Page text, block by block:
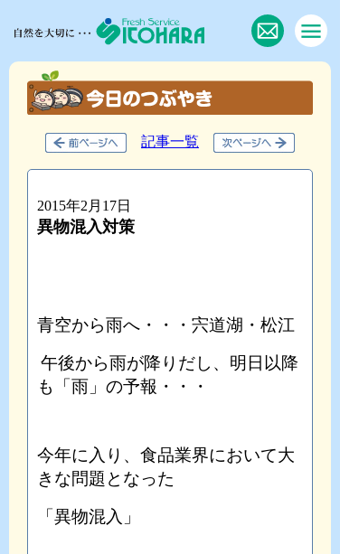
記事一覧
2015年2月17日
異物混入対策
青空から雨へ・・・宍道湖・松江
午後から雨が降りだし、明日以降
も「雨」の予報・・・
今年に入り、食品業界において大
きな問題となった
「異物混入」